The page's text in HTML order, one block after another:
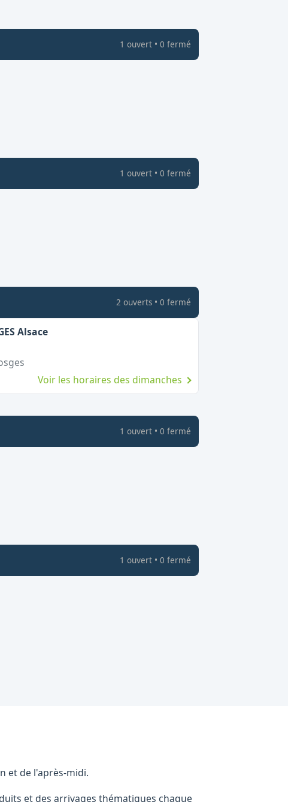
1 ouvert• 0 fermé
1 ouvert• 0 fermé
2 ouverts• 0 fermé
Alsace,
Voir les horaires des dimanches
1 ouvert• 0 fermé
1 ouvert• 0 fermé
et de l'après-midi.
et des arrivages thématiques chaque